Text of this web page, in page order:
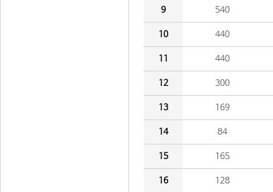
9 540
10 440
11 440
12 300
13 169
14 84
15 165
16 128